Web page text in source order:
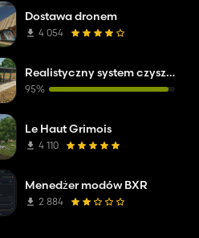
Dostawa dronem
4 054
Realistyczny system czyszczenia obornika
95%
Le Haut Grimois
4 110
Menedżer modów BXR
2 884